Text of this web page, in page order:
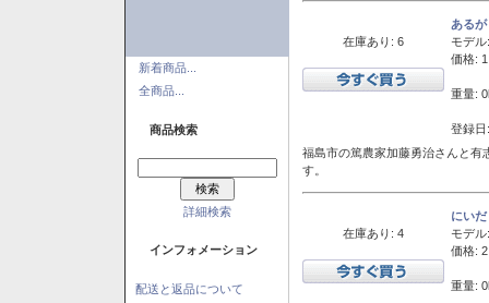
新着商品...
全商品...
商品検索
詳細検索
インフォメーション
配送と返品について
在庫あり: 6
ある
モデル:
価格:
重量:
登録
福島市の篤農家加藤勇治さんと有
す。
在庫あり: 4
にい
モデル:
価格:
重量: